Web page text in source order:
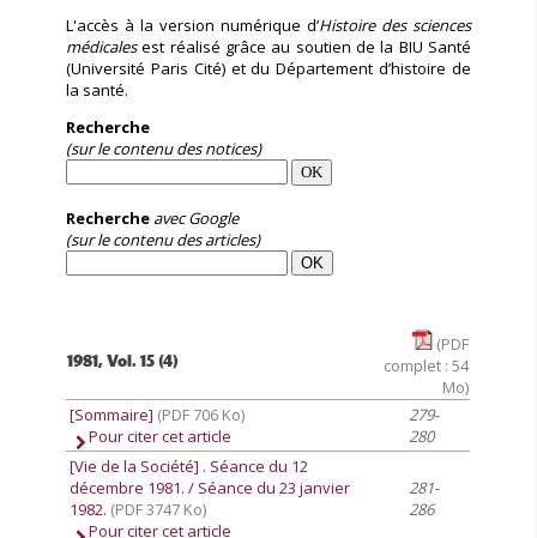
L'accès à la version numérique d’Histoire des sciences
médicalesest réalisé grâce au soutien de la BIU Santé
(Université Paris Cité) et du Département d’histoire de
la santé.
Recherche
(sur le contenu des notices)
Recherche avec Google
(sur le contenu des articles)
1981, Vol. 15 (4)
(PDF
complet : 54
Mo)
[Sommaire] (PDF 706 Ko)
Pour citer cet article
279-
280
[Vie de la Société] . Séance du 12
décembre 1981. / Séance du 23 janvier
1982. (PDF 3747 Ko)
Pour citer cet article
281-
286